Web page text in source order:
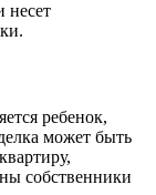
несет
ребенок,
может быть
собственники